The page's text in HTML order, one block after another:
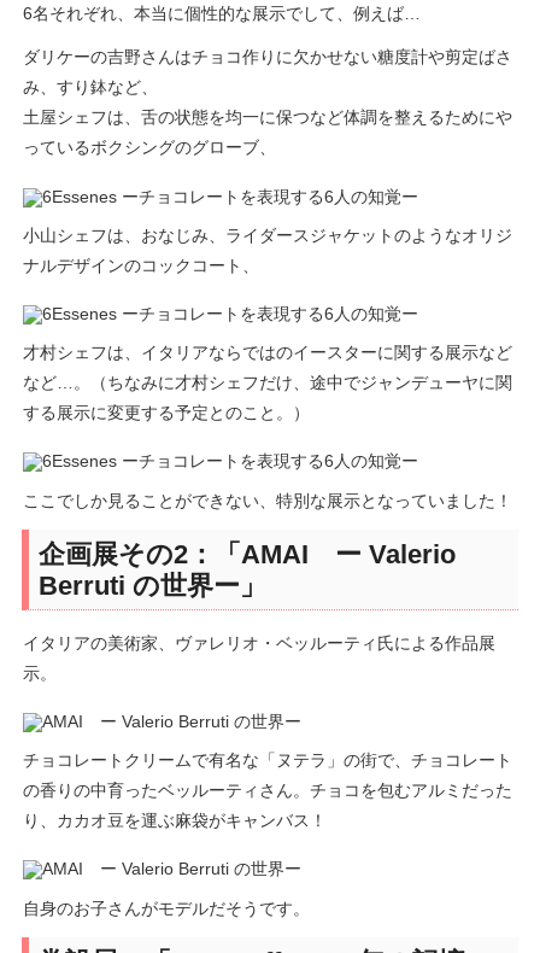
6名それぞれ、本当に個性的な展示でして、例えば…
ダリケーの吉野さんはチョコ作りに欠かせない糖度計や剪定ばさ
み、すり鉢など、
土屋シェフは、舌の状態を均一に保つなど体調を整えるためにや
っているボクシングのグローブ、
小山シェフは、おなじみ、ライダースジャケットのようなオリジ
ナルデザインのコックコート、
才村シェフは、イタリアならではのイースターに関する展示など
など…。（ちなみに才村シェフだけ、途中でジャンデューヤに関
する展示に変更する予定とのこと。）
ここでしか見ることができない、特別な展示となっていました！
企画展その2：「AMAI ー Valerio
Berruti の世界ー」
イタリアの美術家、ヴァレリオ・ベッルーティ氏による作品展
示。
チョコレートクリームで有名な「ヌテラ」の街で、チョコレート
の香りの中育ったベッルーティさん。チョコを包むアルミだった
り、カカオ豆を運ぶ麻袋がキャンバス！
自身のお子さんがモデルだそうです。